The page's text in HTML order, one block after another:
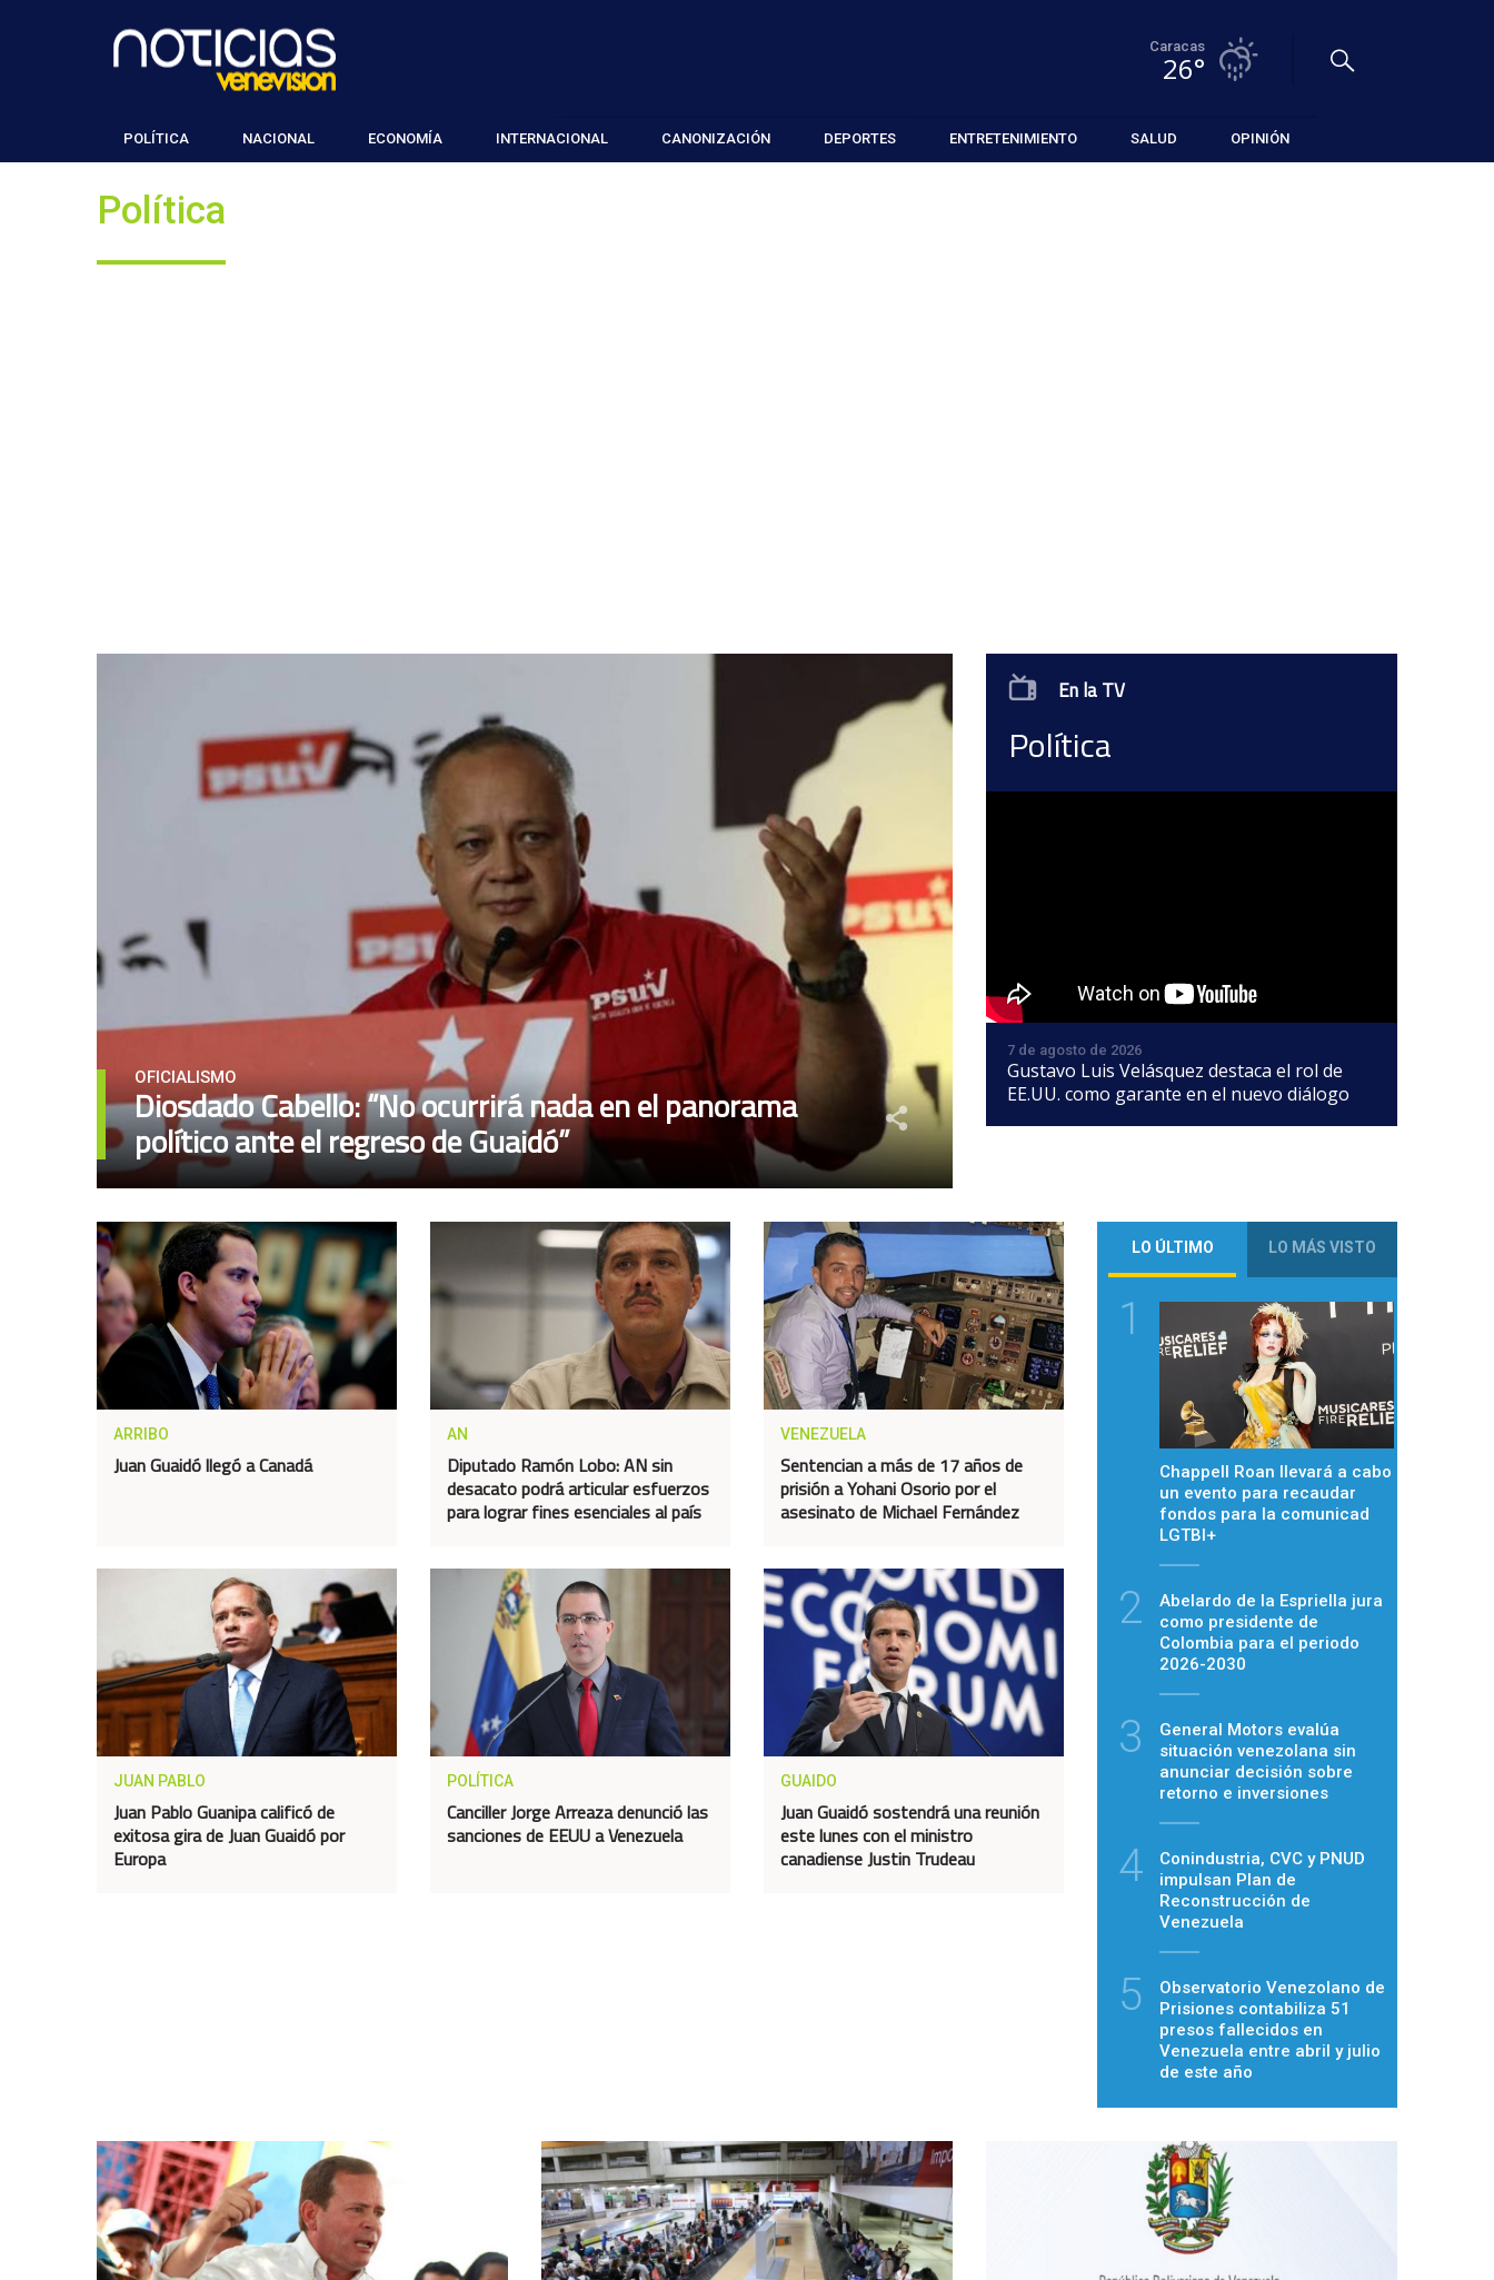
Caracas
26°
POLÍTICA NACIONAL ECONOMÍA INTERNACIONAL CANONIZACIÓN DEPORTES ENTRETENIMIENTO SALUD OPINIÓN
Política
OFICIALISMO
Diosdado Cabello: “No ocurrirá nada en el panorama
político ante el regreso de Guaidó”
En la TV
Política
7 de agosto de 2026
Gustavo Luis Velásquez destaca el rol de
EE.UU. como garante en el nuevo diálogo
ARRIBO
Juan Guaidó llegó a Canadá
AN
Diputado Ramón Lobo: AN sin
desacato podrá articular esfuerzos
para lograr fines esenciales al país
VENEZUELA
Sentencian a más de 17 años de
prisión a Yohani Osorio por el
asesinato de Michael Fernández
JUAN PABLO
Juan Pablo Guanipa calificó de
exitosa gira de Juan Guaidó por
Europa
POLÍTICA
Canciller Jorge Arreaza denunció las
sanciones de EEUU a Venezuela
GUAIDO
Juan Guaidó sostendrá una reunión
este lunes con el ministro
canadiense Justin Trudeau
LO ÚLTIMO LO MÁS VISTO
1
Chappell Roan llevará a cabo
un evento para recaudar
fondos para la comunicad
LGTBI+
2
Abelardo de la Espriella jura
como presidente de
Colombia para el periodo
2026-2030
3
General Motors evalúa
situación venezolana sin
anunciar decisión sobre
retorno e inversiones
4
Conindustria, CVC y PNUD
impulsan Plan de
Reconstrucción de
Venezuela
5
Observatorio Venezolano de
Prisiones contabiliza 51
presos fallecidos en
Venezuela entre abril y julio
de este año